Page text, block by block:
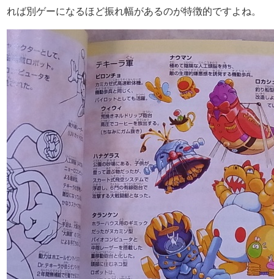
れば別ゲーになるほど振れ幅があるのが特徴的ですよね。